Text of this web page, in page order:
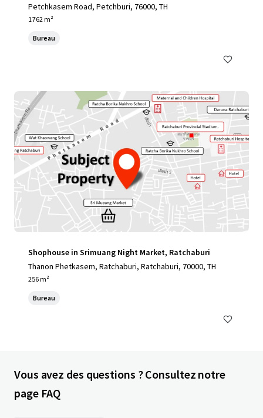
Petchkasem Road, Petchburi, 76000, TH
1 762 m²
Bureau
Shophouse in Srimuang Night Market, Ratchaburi
Thanon Phetkasem, Ratchaburi, Ratchaburi, 70000, TH
256 m²
Bureau
Vous avez des questions ? Consultez notre
page FAQ